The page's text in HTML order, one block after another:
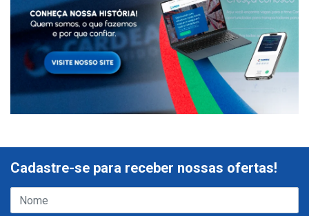
Cadastre-se para receber nossas ofertas!